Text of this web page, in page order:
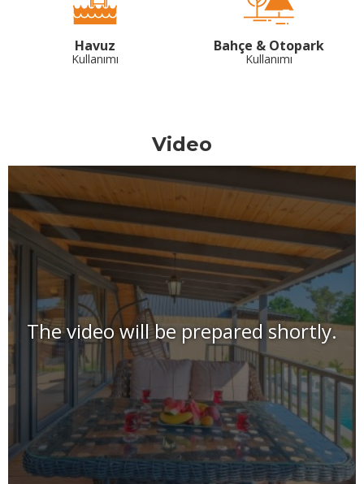
Havuz
Kullanımı
Bahçe & Otopark
Kullanımı
Video
The video will be prepared shortly.